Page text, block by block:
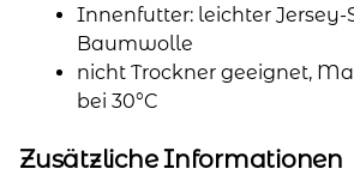
Innenfutter: leichter Jersey-
Baumwolle
nicht Trockner geeignet,
bei 30°C
Zusätzliche Informationen